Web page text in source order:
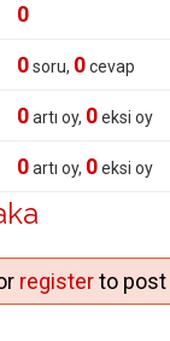
0
0soru, 0cevap
0artı oy, 0eksi oy
0artı oy, 0eksi oy
registerto post